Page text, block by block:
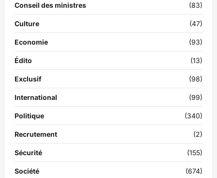
Conseil des ministres (83)
Culture (47)
Economie (93)
Édito (13)
Exclusif (98)
International (99)
Politique (340)
Recrutement (2)
Sécurité (155)
Société (674)